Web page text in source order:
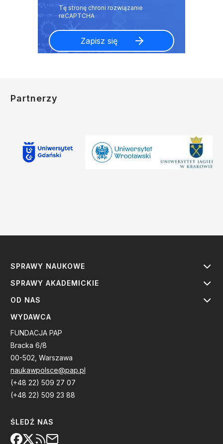
Partnerzy
SPRAWY NAUKOWE
SPRAWY AKADEMICKIE
OD NAS
WYDAWCA
FUNDACJA PAP
Bracka 6/8
00-502, Warszawa
naukawpolsce@pap.pl
(+48 22) 509 27 07
(+48 22) 509 23 88
ŚLEDŹ NAS